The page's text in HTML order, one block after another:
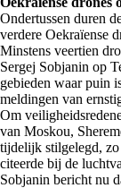
Ondertussen duren
verdere Oekraïense
Minstens veertien
Sergej Sobjanin op
gebieden waar puin
meldingen van
Om
van Moskou,
tijdelijk stilgelegd, zo
citeerde bij de
Sobjanin bericht nu